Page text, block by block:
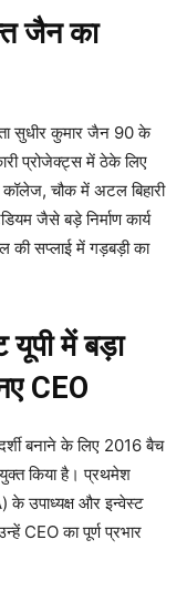
जैन का
सुधीर कुमार जैन 90 के
प्रोजेक्ट्स में ठेके लिए
चौक में अटल बिहारी
जैसे बड़े निर्माण कार्य
की सप्लाई में गड़बड़ी का
में बड़ा
CEO
बनाने के लिए 2016 बैच
किया है। प्रथमेश
उपाध्यक्ष और इन्वेस्ट
CEO का पूर्ण प्रभार